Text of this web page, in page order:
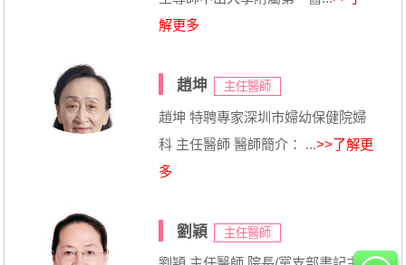
解更多
趙坤 主任醫師
趙坤 特聘專家深圳市婦幼保健院婦
科 主任醫師 醫師簡介： ...>>了解更
多
劉穎 主任醫師